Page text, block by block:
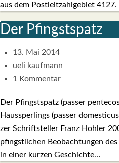
aus dem Post­leit­zahl­ge­biet
Der Pfingst­spatz
13. Mai 2014
ueli kaufmann
1 Kommentar
Der Pfingst­spatz (pas­ser
Haus­sper­lings (pas­ser
zer Schrift­stel­ler Franz Hoh­ler
pfingst­li­chen Beob­ach­tun­gen
in einer kur­zen Geschich­te…